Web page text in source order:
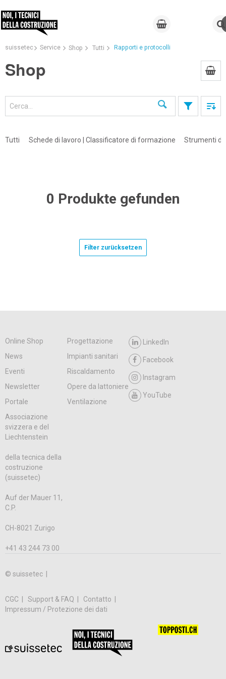
suissetec Service Shop Tutti Rapporti e protocolli
Shop
Cerca
Tutti Schede di lavoro | Classificatore di formazione Strumenti di
0 Produkte gefunden
Filter zurücksetzen
Online Shop
Progettazione
News
Impianti sanitari
Eventi
Riscaldamento
Newsletter
Opere da lattoniere
Portale
Ventilazione
LinkedIn
Facebook
Instagram
YouTube
Associazione
svizzera e del
Liechtenstein
della tecnica della
costruzione
(suissetec)
Auf der Mauer 11,
C.P.
CH-8021 Zurigo
+41 43 244 73 00
© suissetec |
CGC Support & FAQ
Contatto
Impressum / Protezione dei dati